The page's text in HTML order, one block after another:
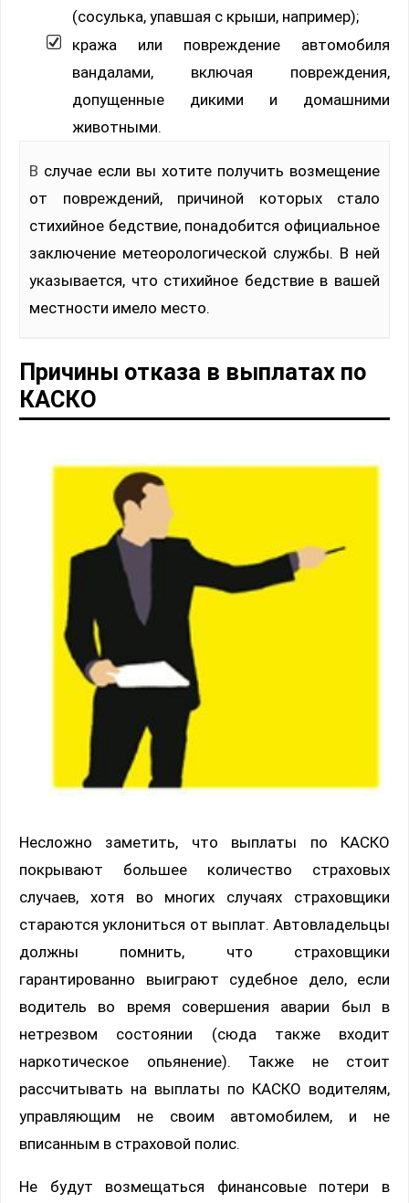
(сосулька, упавшая с крыши, например);
кража или повреждение автомобиля
вандалами, включая повреждения,
допущенные дикими и домашними
животными.
В случае если вы хотите получить возмещение
от повреждений, причиной которых стало
стихийное бедствие, понадобится официальное
заключение метеорологической службы. В ней
указывается, что стихийное бедствие в вашей
местности имело место.
Причины отказа в выплатах по
КАСКО
Несложно заметить, что выплаты по КАСКО
покрывают большее количество страховых
случаев, хотя во многих случаях страховщики
стараются уклониться от выплат. Автовладельцы
должны помнить, что страховщики
гарантированно выиграют судебное дело, если
водитель во время совершения аварии был в
нетрезвом состоянии (сюда также входит
наркотическое опьянение). Также не стоит
рассчитывать на выплаты по КАСКО водителям,
управляющим не своим автомобилем, и не
вписанным в страховой полис.
Не будут возмещаться финансовые потери в